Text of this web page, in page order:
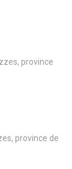
province
province de